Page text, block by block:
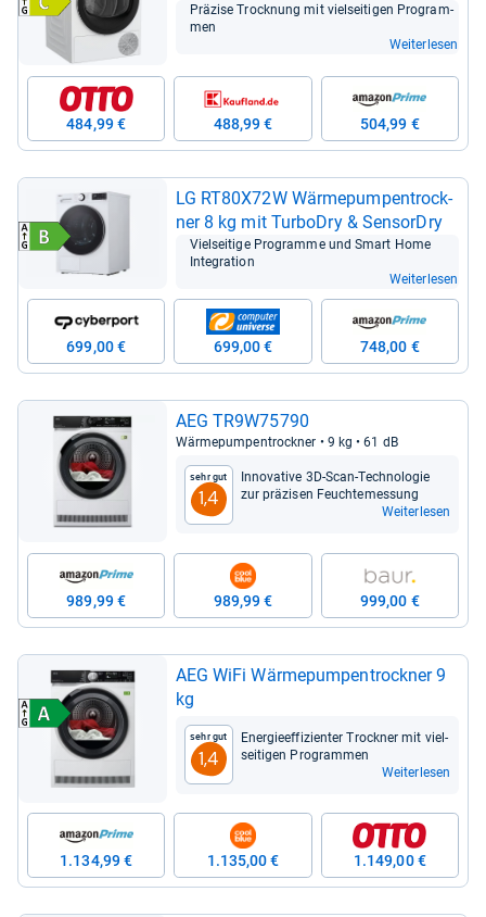
Trock­nen mit Home­Whiz
Prä­zise Trock­nung mit viel­sei­ti­gen Pro­gram­
men
Weiterlesen
484,99 € 488,99 € 504,99 €
LG RT80X72W Wär­me­pum­pen­trock­
ner 8 kg mit Tur­bo­Dry & Sens­or­Dry
Viel­sei­tige Pro­gramme und Smart Home
Inte­gra­tion
Weiterlesen
699,00 € 699,00 € 748,00 €
AEG TR9W75790
Wär­me­pum­pen­trock­ner • 9 kg • 61 dB
Sehr gut
1,4
Inno­va­tive 3D-​Scan-​Tech­no­lo­gie
zur prä­zi­sen Feuch­te­mes­sung
Weiterlesen
989,99 € 989,99 € 999,00 €
AEG WiFi Wär­me­pum­pen­trock­ner 9
kg
Sehr gut
1,4
Ener­gie­ef­fi­zi­en­ter Trock­ner mit viel­
sei­ti­gen Pro­gram­men
Weiterlesen
1.134,99 € 1.135,00 € 1.149,00 €